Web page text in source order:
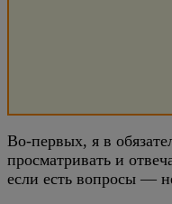
Во-первых, я в
просматривать и
если есть вопросы —